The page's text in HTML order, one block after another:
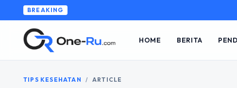
BREAKING
HOME BERITA
TIPS KESEHATAN / ARTICLE